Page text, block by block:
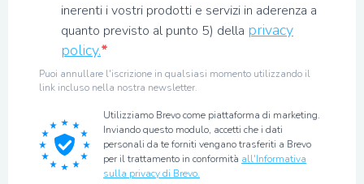
inerenti i vostri prodotti e servizi in aderenza a
quanto previsto al punto 5) della privacy
policy.
Puoi annullare l'iscrizione in qualsiasi momento utilizzando il
link incluso nella nostra newsletter.
Utilizziamo Brevo come piattaforma di marketing.
Inviando questo modulo, accetti che i dati
personali da te forniti vengano trasferiti a Brevo
per il trattamento in conformità all'Informativa
sulla privacy di Brevo.